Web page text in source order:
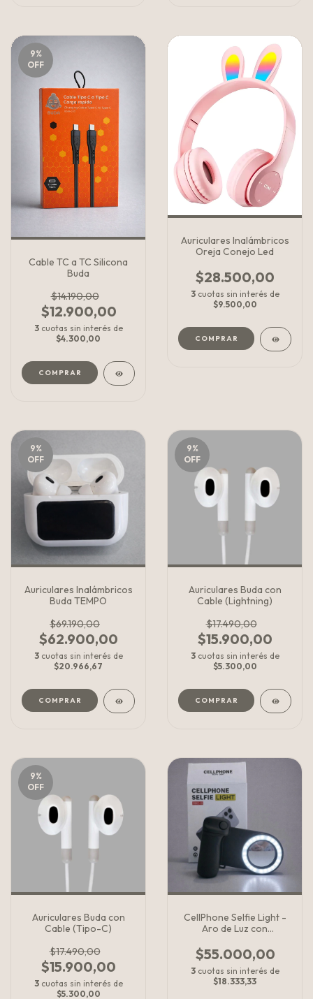
9%
OFF
Cable TC a TC Silicona
Buda
$14.190,00
$12.900,00
3 cuotas sin interés de
$4.300,00
Auriculares Inalámbricos
Oreja Conejo Led
$28.500,00
3 cuotas sin interés de
$9.500,00
COMPRAR
9%
OFF
Auriculares Inalámbricos
Buda TEMPO
$69.190,00
$62.900,00
3 cuotas sin interés de
$20.966,67
9%
OFF
Auriculares Buda con
Cable (Lightning)
$17.490,00
$15.900,00
3 cuotas sin interés de
$5.300,00
9%
OFF
Auriculares Buda con
Cable (Tipo-C)
$17.490,00
$15.900,00
3 cuotas sin interés de
$5.300,00
CellPhone Selfie Light -
Aro de Luz con
$55.000,00
3 cuotas sin interés de
$18.333,33